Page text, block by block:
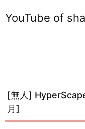
YouTube of
[無人]
月]